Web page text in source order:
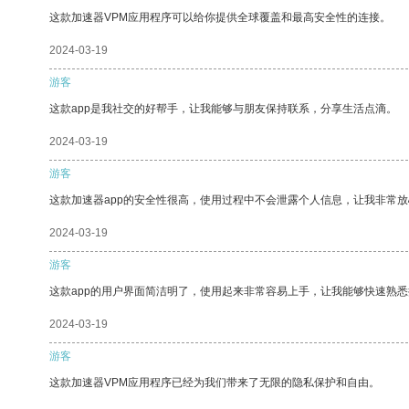
这款加速器VPM应用程序可以给你提供全球覆盖和最高安全性的连接。
2024-03-19
游客
这款app是我社交的好帮手，让我能够与朋友保持联系，分享生活点滴。
2024-03-19
游客
这款加速器app的安全性很高，使用过程中不会泄露个人信息，让我非常放
2024-03-19
游客
这款app的用户界面简洁明了，使用起来非常容易上手，让我能够快速熟悉
2024-03-19
游客
这款加速器VPM应用程序已经为我们带来了无限的隐私保护和自由。